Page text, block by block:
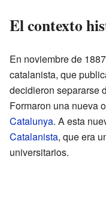
El contexto
En noviembre de
catalanista, que
decidieron separarse
Formaron una nueva
Catalunya. A esta
Catalanista, que era
universitarios.